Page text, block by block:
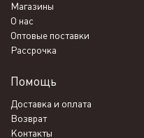
Магазины
О нас
Оптовые поставки
Рассрочка
Помощь
Доставка и оплата
Возврат
Контакты